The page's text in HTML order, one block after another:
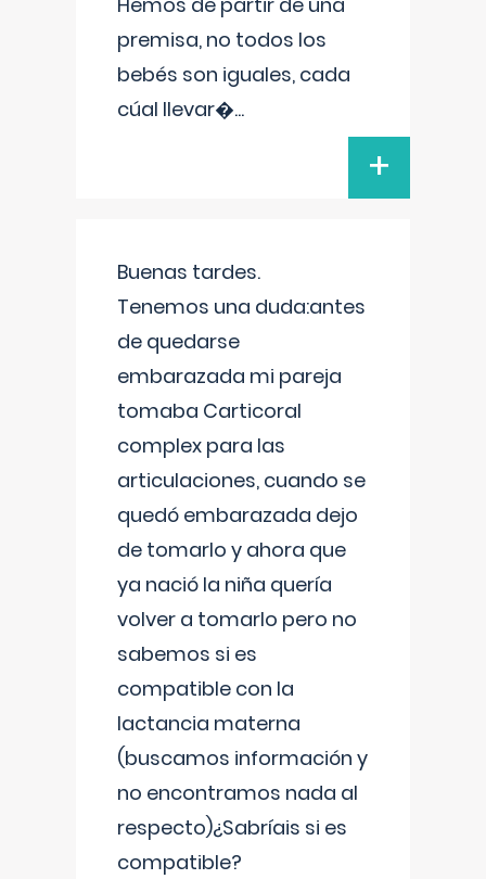
premisa, no todos los
bebés son iguales, cada
cúal llevar�...
+
Buenas tardes.
Tenemos una duda:antes
de quedarse
embarazada mi pareja
tomaba Carticoral
complex para las
articulaciones, cuando se
quedó embarazada dejo
de tomarlo y ahora que
ya nació la niña quería
volver a tomarlo pero no
sabemos si es
compatible con la
lactancia materna
(buscamos información y
no encontramos nada al
respecto)¿Sabríais si es
compatible?